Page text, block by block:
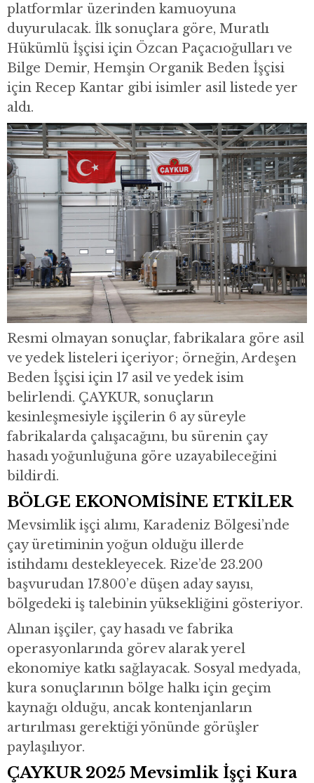
platformlar üzerinden kamuoyuna
duyurulacak. İlk sonuçlara göre, Muratlı
Hükümlü İşçisi için Özcan Paçacıoğulları ve
Bilge Demir, Hemşin Organik Beden İşçisi
için Recep Kantar gibi isimler asil listede yer
aldı.
Resmi olmayan sonuçlar, fabrikalara göre asil
ve yedek listeleri içeriyor; örneğin, Ardeşen
Beden İşçisi için 17 asil ve yedek isim
belirlendi. ÇAYKUR, sonuçların
kesinleşmesiyle işçilerin 6 ay süreyle
fabrikalarda çalışacağını, bu sürenin çay
hasadı yoğunluğuna göre uzayabileceğini
bildirdi.
BÖLGE EKONOMİSİNE ETKİLER
Mevsimlik işçi alımı, Karadeniz Bölgesi’nde
çay üretiminin yoğun olduğu illerde
istihdamı destekleyecek. Rize’de 23.200
başvurudan 17.800’e düşen aday sayısı,
bölgedeki iş talebinin yüksekliğini gösteriyor.
Alınan işçiler, çay hasadı ve fabrika
operasyonlarında görev alarak yerel
ekonomiye katkı sağlayacak. Sosyal medyada,
kura sonuçlarının bölge halkı için geçim
kaynağı olduğu, ancak kontenjanların
artırılması gerektiği yönünde görüşler
paylaşılıyor.
ÇAYKUR 2025 Mevsimlik İşçi Kura